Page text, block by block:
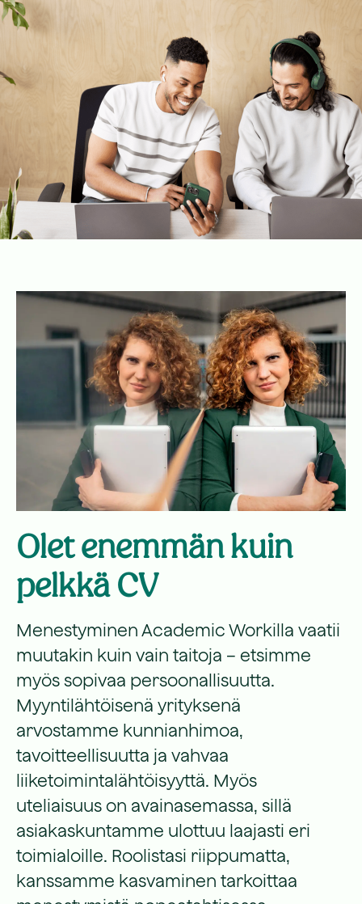
Olet enemmän kuin
pelkkä CV
Menestyminen Academic Workilla vaatii
muutakin kuin vain taitoja – etsimme
myös sopivaa persoonallisuutta.
Myyntilähtöisenä yrityksenä
arvostamme kunnianhimoa,
tavoitteellisuutta ja vahvaa
liiketoimintalähtöisyyttä. Myös
uteliaisuus on avainasemassa, sillä
asiakaskuntamme ulottuu laajasti eri
toimialoille. Roolistasi riippumatta,
kanssamme kasvaminen tarkoittaa